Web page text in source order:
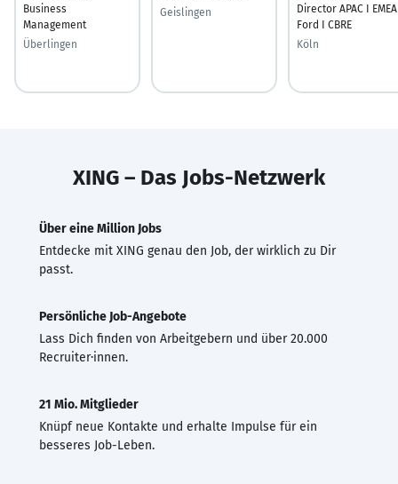
Business
Management
Überlingen
Geislingen
Director APAC I
Ford I CBRE
Köln
XING – Das Jobs-Netzwerk
Über eine Million Jobs
Entdecke mit XING genau den Job, der wirklich zu Dir
passt.
Persönliche Job-Angebote
Lass Dich finden von Arbeitgebern und über 20.000
Recruiter·innen.
21 Mio. Mitglieder
Knüpf neue Kontakte und erhalte Impulse für ein
besseres Job-Leben.